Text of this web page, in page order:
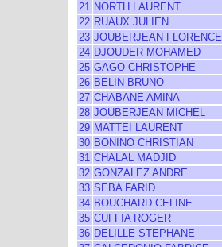
21 NORTH LAURENT
22 RUAUX JULIEN
23 JOUBERJEAN FLORENCE
24 DJOUDER MOHAMED
25 GAGO CHRISTOPHE
26 BELIN BRUNO
27 CHABANE AMINA
28 JOUBERJEAN MICHEL
29 MATTEI LAURENT
30 BONINO CHRISTIAN
31 CHALAL MADJID
32 GONZALEZ ANDRE
33 SEBA FARID
34 BOUCHARD CELINE
35 CUFFIA ROGER
36 DELILLE STEPHANE